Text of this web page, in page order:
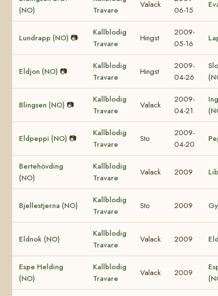
(NO)
Travare
Valack
06-15
Lundrapp (NO) 📷
Kallblodig
Travare
Hingst
2009-
05-16
Eldjon (NO) 📷
Kallblodig
Travare
Hingst
2009-
04-26
Blingsen (NO) 📷
Kallblodig
Travare
Valack
2009-
04-21
Eldpeppi (NO) 📷
Kallblodig
Travare
Sto
2009-
04-20
Bertehövding
(NO)
Kallblodig
Travare
Valack 2009
Bjellestjerna (NO)
Kallblodig
Travare
Sto 2009
Eldnok (NO)
Kallblodig
Travare
Valack 2009
Espe Helding
(NO)
Kallblodig
Travare
Valack 2009